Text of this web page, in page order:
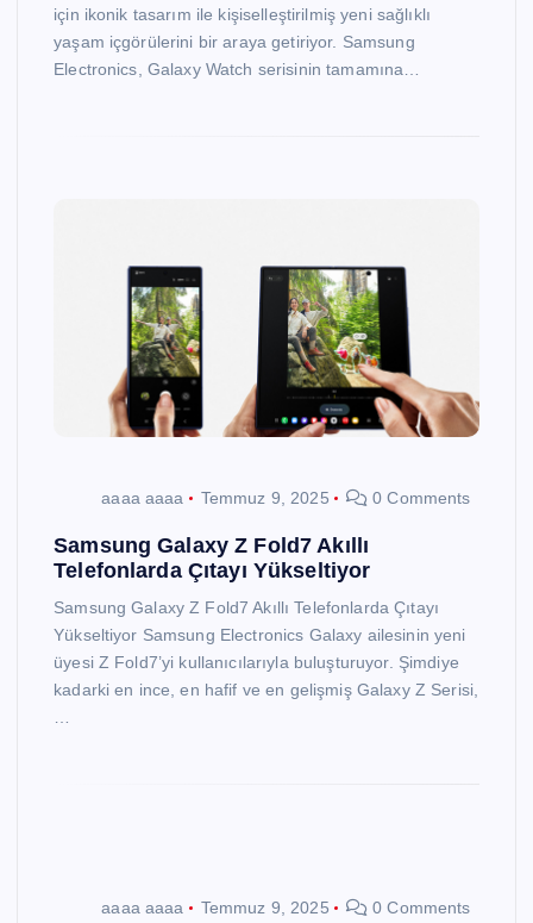
için ikonik tasarım ile kişiselleştirilmiş yeni sağlıklı
yaşam içgörülerini bir araya getiriyor. Samsung
Electronics, Galaxy Watch serisinin tamamına…
aaaa aaaa Temmuz 9, 2025 0 Comments
Samsung Galaxy Z Fold7 Akıllı
Telefonlarda Çıtayı Yükseltiyor
Samsung Galaxy Z Fold7 Akıllı Telefonlarda Çıtayı
Yükseltiyor Samsung Electronics Galaxy ailesinin yeni
üyesi Z Fold7’yi kullanıcılarıyla buluşturuyor. Şimdiye
kadarki en ince, en hafif ve en gelişmiş Galaxy Z Serisi,
aaaa aaaa Temmuz 9, 2025 0 Comments